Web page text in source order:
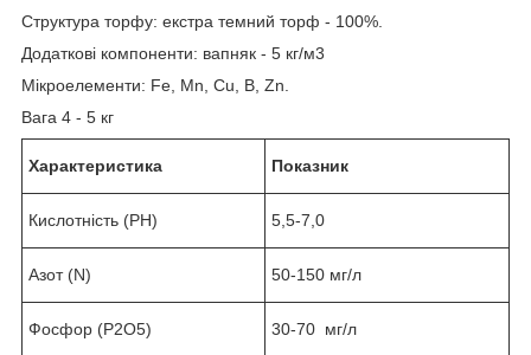
Структура торфу: екстра темний торф - 100%.
Додаткові компоненти: вапняк - 5 кг/м3
Мікроелементи: Fe, Mn, Cu, B, Zn.
Вага 4 - 5 кг
Характеристика Показник
Кислотність (PH) 5,5-7,0
Азот (N) 50-150 мг/л
Фосфор (Р2О5) 30-70 мг/л